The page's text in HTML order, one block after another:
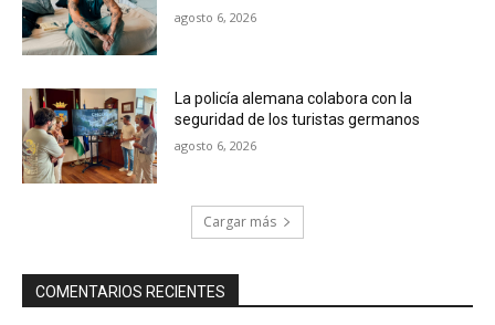
agosto 6, 2026
La policía alemana colabora con la
seguridad de los turistas germanos
agosto 6, 2026
Cargar más
COMENTARIOS RECIENTES